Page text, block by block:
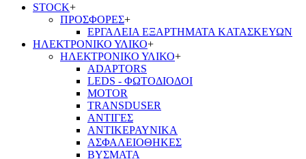
STOCK+
ΠΡΟΣΦΟΡΕΣ+
ΕΡΓΑΛΕΙΑ ΕΞΑΡΤΗΜΑΤΑ ΚΑΤΑΣΚΕΥΩΝ
ΗΛΕΚΤΡΟΝΙΚΟ ΥΛΙΚΟ+
ΗΛΕΚΤΡΟΝΙΚΟ ΥΛΙΚΟ+
ADAPTORS
LEDS - ΦΩΤΟΔΙΟΔΟΙ
MOTOR
TRANSDUSER
ΑΝΤΙΓΕΣ
ΑΝΤΙΚΕΡΑΥΝΙΚΑ
ΑΣΦΑΛΕΙΟΘΗΚΕΣ
ΒΥΣΜΑΤΑ